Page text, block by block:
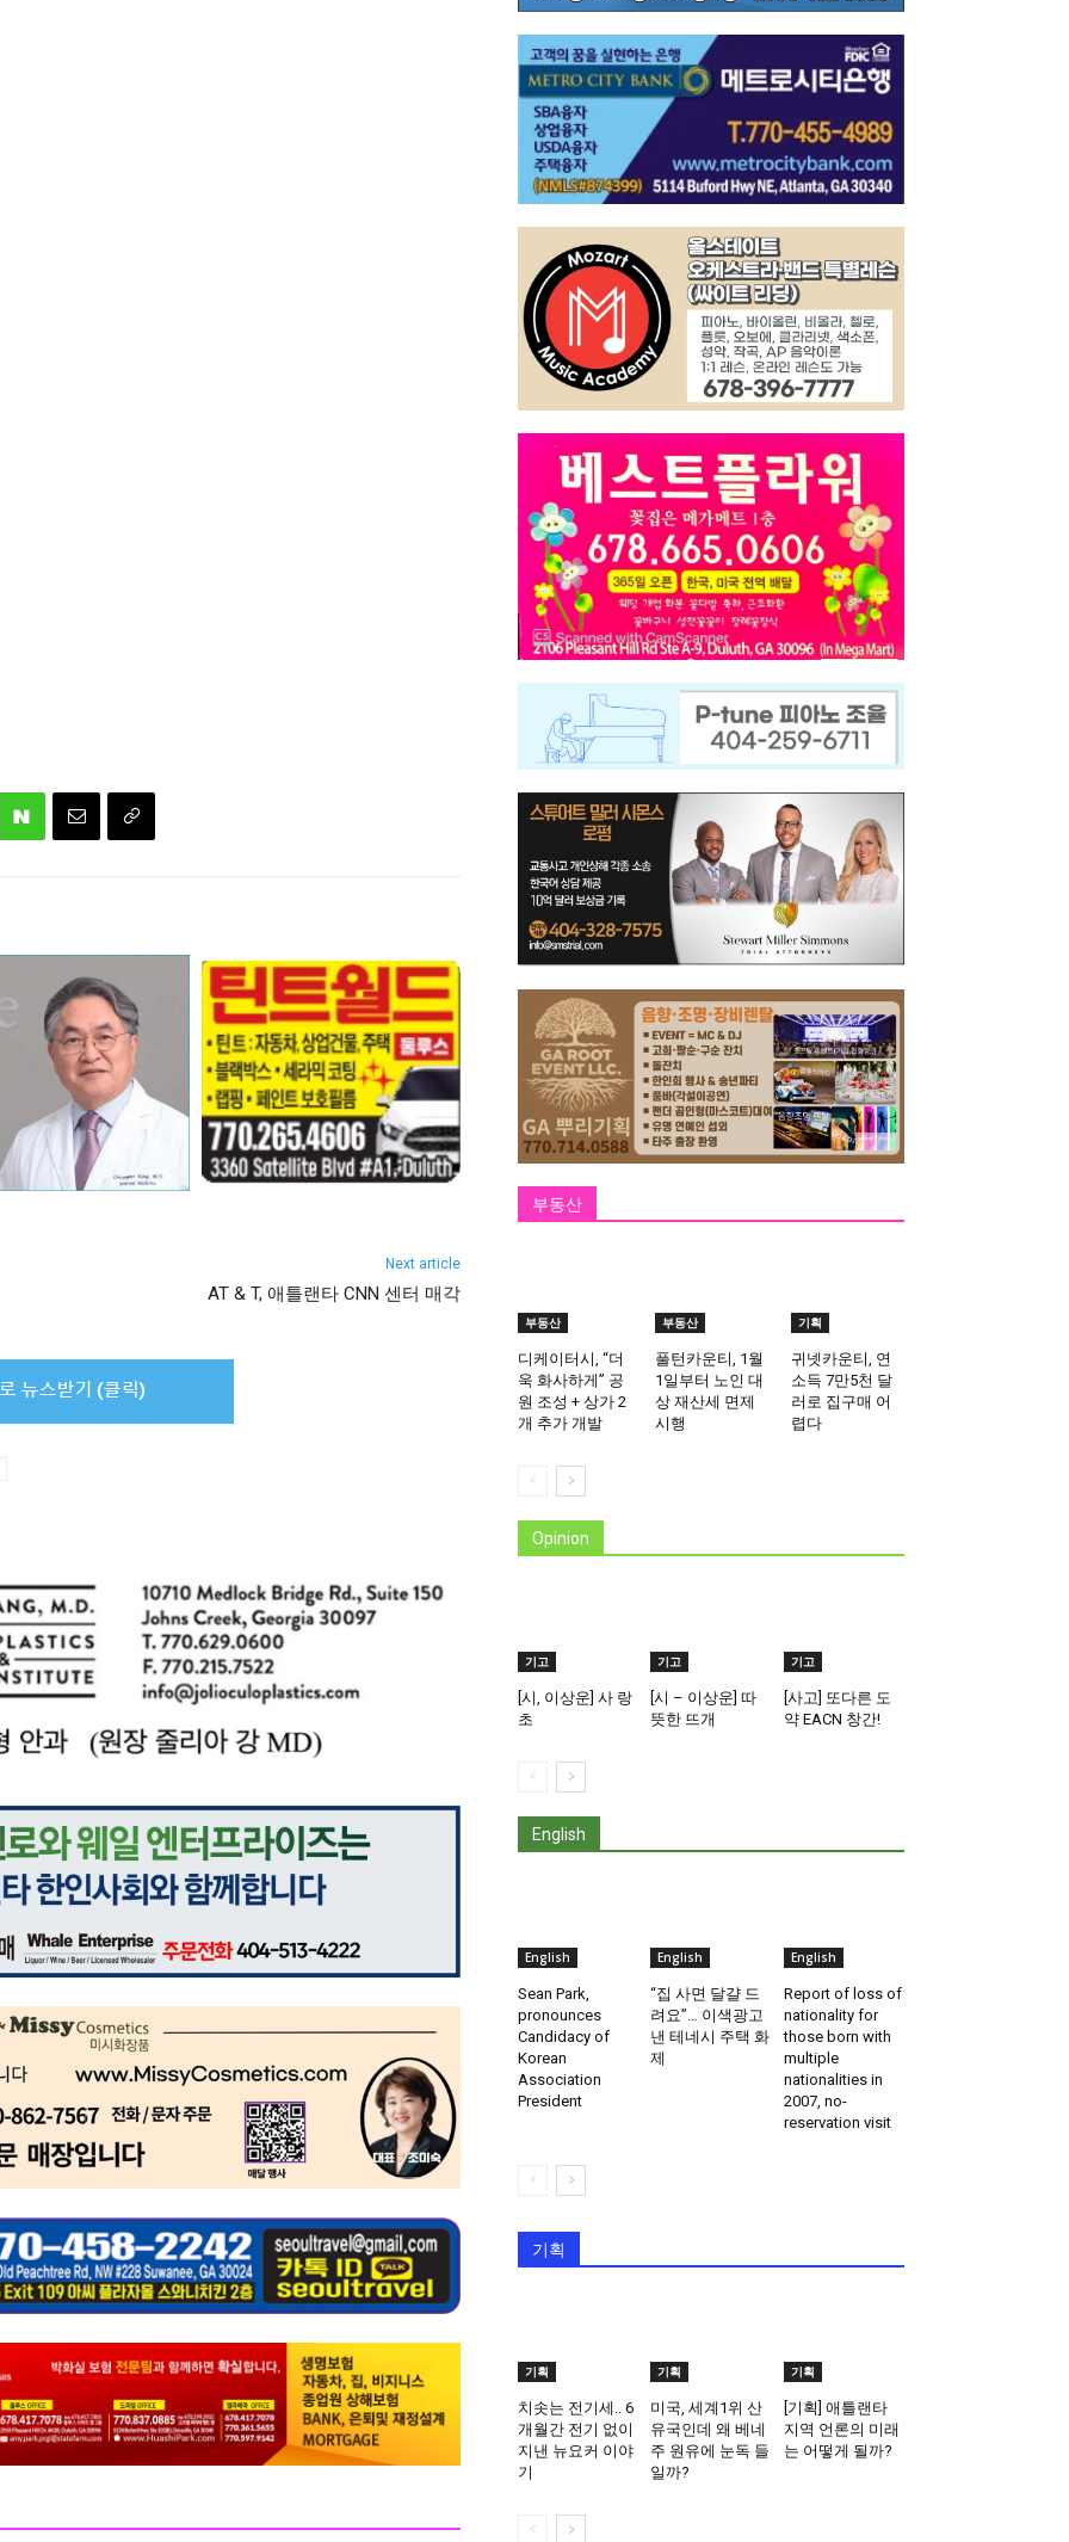
Next article
AT & T, 애틀랜타 CNN 센터 매각
부동산
부동산
디케이터시, “더
욱 화사하게” 공
원 조성 + 상가 2
개 추가 개발
부동산
풀턴카운티, 1월
1일부터 노인 대
상 재산세 면제
시행
기획
귀넷카운티, 연
소득 7만5천 달
러로 집구매 어
렵다
Opinion
기고
[시, 이상운] 사 랑
초
기고
[시 – 이상운] 따
뜻한 뜨개
기고
[사고] 또다른 도
약 EACN 창간!
English
English
Sean Park,
pronounces
Candidacy of
Korean
Association
President
English
“집 사면 달걀 드
려요”… 이색광고
낸 테네시 주택 화
제
English
Report of loss of
nationality for
those born with
multiple
nationalities in
2007, no-
reservation visit
기획
기획
치솟는 전기세.. 6
개월간 전기 없이
지낸 뉴요커 이야
기
기획
미국, 세계1위 산
유국인데 왜 베네
주 원유에 눈독 들
일까?
기획
[기획] 애틀랜타
지역 언론의 미래
는 어떻게 될까?